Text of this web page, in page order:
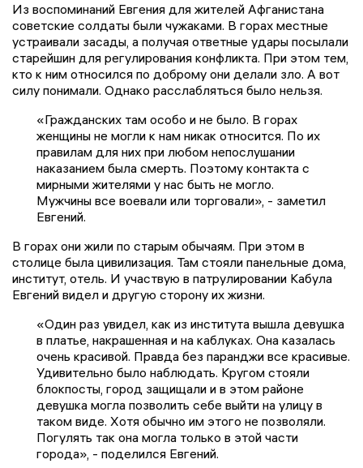
Из воспоминаний Евгения для жителей Афганистана
советские солдаты были чужаками. В горах местные
устраивали засады, а получая ответные удары посылали
старейшин для регулирования конфликта. При этом тем,
кто к ним относился по доброму они делали зло. А вот
силу понимали. Однако расслабляться было нельзя.
«Гражданских там особо и не было. В горах
женщины не могли к нам никак относится. По их
правилам для них при любом непослушании
наказанием была смерть. Поэтому контакта с
мирными жителями у нас быть не могло.
Мужчины все воевали или торговали», - заметил
Евгений.
В горах они жили по старым обычаям. При этом в
столице была цивилизация. Там стояли панельные дома,
институт, отель. И участвую в патрулировании Кабула
Евгений видел и другую сторону их жизни.
«Один раз увидел, как из института вышла девушка
в платье, накрашенная и на каблуках. Она казалась
очень красивой. Правда без паранджи все красивые.
Удивительно было наблюдать. Кругом стояли
блокпосты, город защищали и в этом районе
девушка могла позволить себе выйти на улицу в
таком виде. Хотя обычно им этого не позволяли.
Погулять так она могла только в этой части
города», - поделился Евгений.